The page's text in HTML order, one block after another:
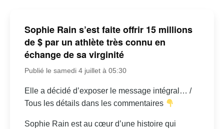
Sophie Rain s’est faite offrir 15 millions
de $ par un athlète très connu en
échange de sa virginité
Publié le samedi 4 juillet à 05:30
Elle a décidé d’exposer le message intégral… /
Tous les détails dans les commentaires
Sophie Rain est au cœur d’une histoire qui